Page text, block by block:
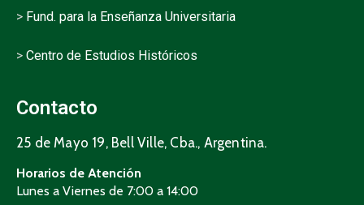
> Fund. para la Enseñanza Universitaria
> Centro de Estudios Históricos
Contacto
25 de Mayo 19, Bell Ville, Cba., Argentina.
Horarios de Atención
Lunes a Viernes de 7:00 a 14:00